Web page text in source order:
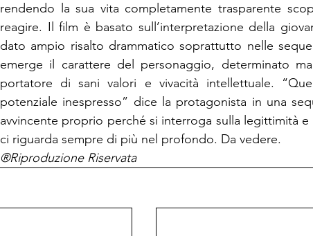
rendendo la sua vita completamente trasparente
reagire. Il film è basato sull’interpretazione della
dato ampio risalto drammatico soprattutto nelle
emerge il carattere del personaggio, determinato
portatore di sani valori e vivacità intellettuale.
potenziale inespresso” dice la protagonista in una
avvincente proprio perché si interroga sulla legittimità
ci riguarda sempre di più nel profondo. Da vedere.
®Riproduzione Riservata